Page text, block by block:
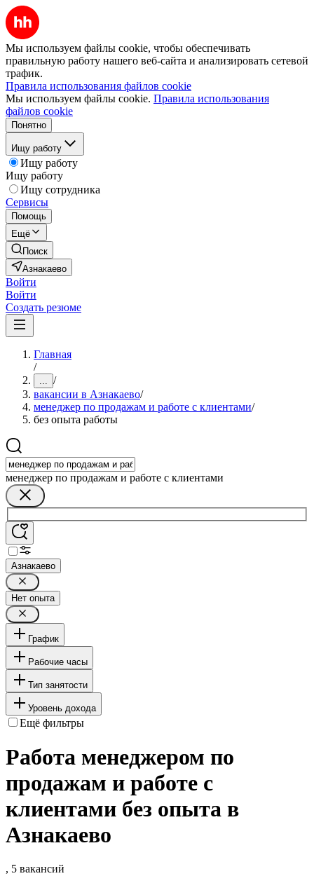
Мы используем файлы cookie, чтобы обеспечивать
правильную работу нашего веб-сайта и анализировать сетевой
трафик.
Правила использования файлов cookie
Мы используем файлы cookie. Правила использования
файлов cookie
Понятно
Ищу работу
Ищу работу
Ищу работу
Ищу сотрудника
Сервисы
Помощь
Ещё
Поиск
Азнакаево
Войти
Войти
Создать резюме
Главная
/
... /
вакансии в Азнакаево/
менеджер по продажам и работе с клиентами/
без опыта работы
менеджер по продажам и работе с клиентами
Азнакаево
Нет опыта
График
Рабочие часы
Тип занятости
Уровень дохода
Ещё фильтры
Работа менеджером по
продажам и работе с
клиентами без опыта в
Азнакаево
, 5 вакансий